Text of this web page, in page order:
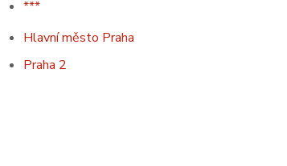
***
Hlavní město Praha
Praha 2